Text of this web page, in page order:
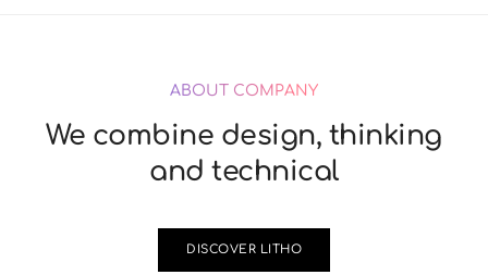
ABOUT COMPANY
We combine design, thinking
and technical
DISCOVER LITHO